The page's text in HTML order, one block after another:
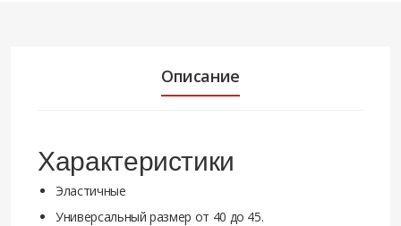
Описание
Характеристики
Эластичные
Универсальный размер от 40 до 45.